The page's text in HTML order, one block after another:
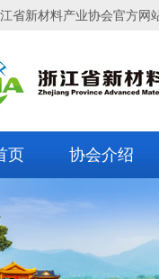
省新材料产业协会官方网
页 协会介绍